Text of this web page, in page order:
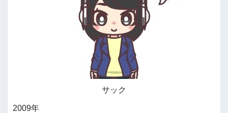
サック
2009年